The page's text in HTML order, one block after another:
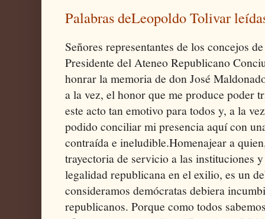
Palabras deLeopoldo Tolivar
Señores representantes de los concejos
Presidente del Ateneo Republicano
honrar la memoria de don José
a la vez, el honor que me produce poder
este acto tan emotivo para todos y, a la
podido conciliar mi presencia aquí con
contraída e ineludible. ​Homenajear a
trayectoria de servicio a las instituciones
legalidad republicana en el exilio, es un
consideramos demócratas debiera
republicanos. Porque como todos